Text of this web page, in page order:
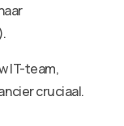
IT-team,
cruciaal.